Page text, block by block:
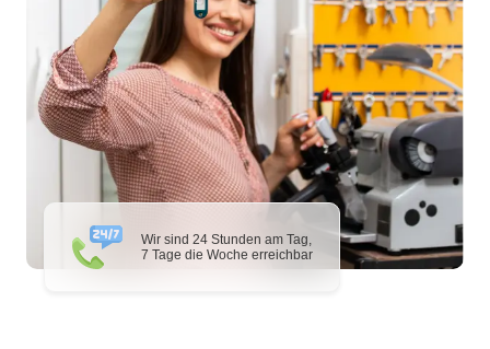
Wir sind 24 Stunden am Tag,
7 Tage die Woche erreichbar